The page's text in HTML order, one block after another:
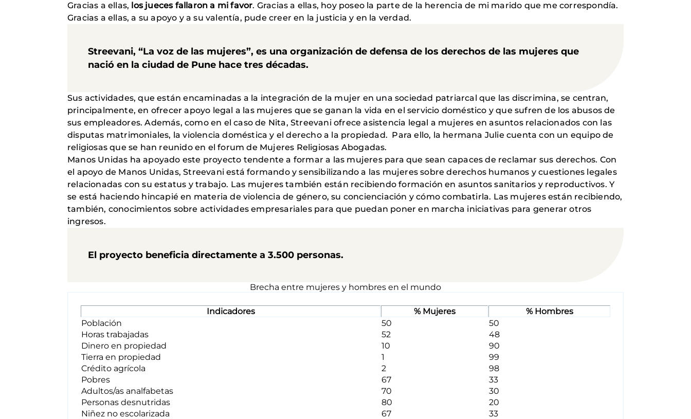
Gracias a ellas, los jueces fallaron a mi favor. Gracias a ellas, hoy poseo la parte de la herencia de mi marido que me correspondía.
Gracias a ellas, a su apoyo y a su valentía, pude creer en la justicia y en la verdad.
Streevani, “La voz de las mujeres”, es una organización de defensa de los derechos de las mujeres que
nació en la ciudad de Pune hace tres décadas.
Sus actividades, que están encaminadas a la integración de la mujer en una sociedad patriarcal que las discrimina, se centran,
principalmente, en ofrecer apoyo legal a las mujeres que se ganan la vida en el servicio doméstico y que sufren de los abusos de
sus empleadores. Además, como en el caso de Nita, Streevani ofrece asistencia legal a mujeres en asuntos relacionados con las
disputas matrimoniales, la violencia doméstica y el derecho a la propiedad. Para ello, la hermana Julie cuenta con un equipo de
religiosas que se han reunido en el forum de Mujeres Religiosas Abogadas.
Manos Unidas ha apoyado este proyecto tendente a formar a las mujeres para que sean capaces de reclamar sus derechos. Con
el apoyo de Manos Unidas, Streevani está formando y sensibilizando a las mujeres sobre derechos humanos y cuestiones legales
relacionadas con su estatus y trabajo. Las mujeres también están recibiendo formación en asuntos sanitarios y reproductivos. Y
se está haciendo hincapié en materia de violencia de género, su concienciación y cómo combatirla. Las mujeres están recibiendo,
también, conocimientos sobre actividades empresariales para que puedan poner en marcha iniciativas para generar otros
ingresos.
El proyecto beneficia directamente a 3.500 personas.
Brecha entre mujeres y hombres en el mundo
Indicadores % Mujeres
% Hombres
Población
50
50
Horas trabajadas
52
48
Dinero en propiedad
10
90
Tierra en propiedad
1
99
Crédito agrícola
2
98
Pobres
67
33
Adultos/as analfabetas
70
30
Personas desnutridas
80
20
Niñez no escolarizada
67
33